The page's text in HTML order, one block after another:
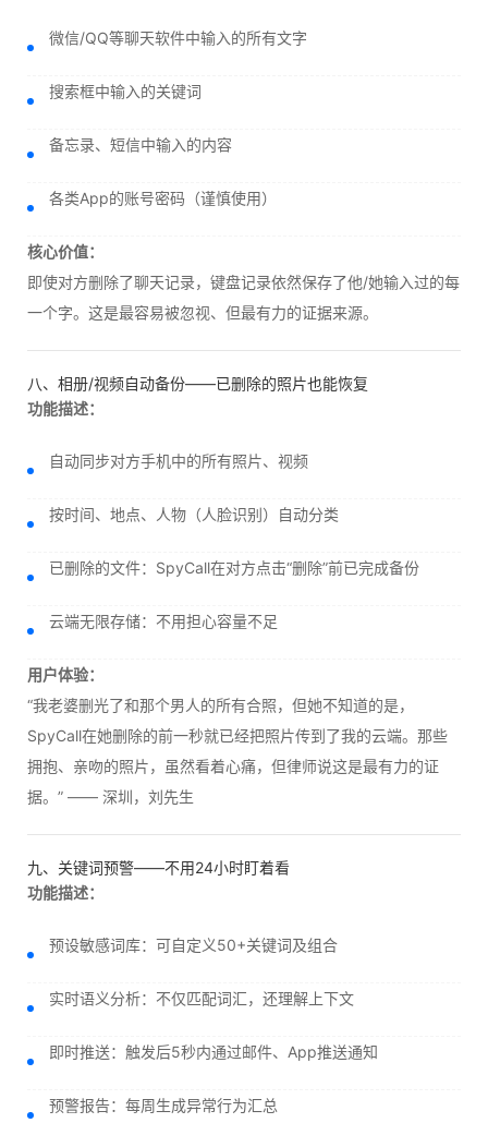
微信/QQ等聊天软件中输入的所有文字
搜索框中输入的关键词
备忘录、短信中输入的内容
各类App的账号密码（谨慎使用）
核心价值：
即使对方删除了聊天记录，键盘记录依然保存了他/她输入过的每
一个字。这是最容易被忽视、但最有力的证据来源。
八、相册/视频自动备份——已删除的照片也能恢复
功能描述：
自动同步对方手机中的所有照片、视频
按时间、地点、人物（人脸识别）自动分类
已删除的文件：SpyCall在对方点击“删除”前已完成备份
云端无限存储：不用担心容量不足
用户体验：
“我老婆删光了和那个男人的所有合照，但她不知道的是，
SpyCall在她删除的前一秒就已经把照片传到了我的云端。那些
拥抱、亲吻的照片，虽然看着心痛，但律师说这是最有力的证
据。” —— 深圳，刘先生
九、关键词预警——不用24小时盯着看
功能描述：
预设敏感词库：可自定义50+关键词及组合
实时语义分析：不仅匹配词汇，还理解上下文
即时推送：触发后5秒内通过邮件、App推送通知
预警报告：每周生成异常行为汇总